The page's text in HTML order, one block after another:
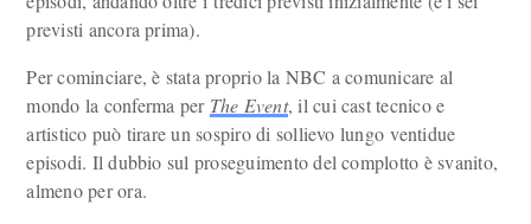
previsti ancora prima).
Per cominciare, è stata proprio la NBC a comunicare al
mondo la conferma per The Event, il cui cast tecnico e
artistico può tirare un sospiro di sollievo lungo ventidue
episodi. Il dubbio sul proseguimento del complotto è svanito,
almeno per ora.